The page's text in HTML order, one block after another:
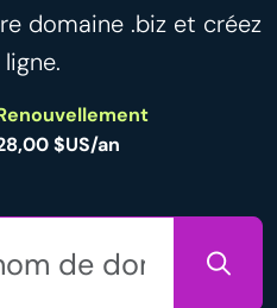
domaine .biz et créez
$US/an